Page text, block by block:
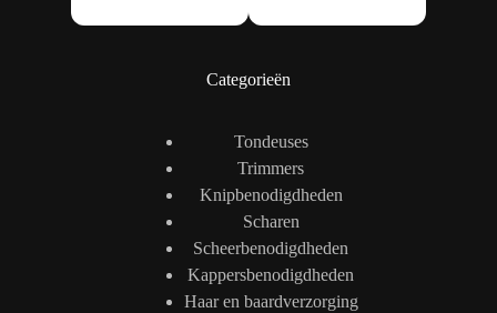
Categorieën
Tondeuses
Trimmers
Knipbenodigdheden
Scharen
Scheerbenodigdheden
Kappersbenodigdheden
Haar en baardverzorging